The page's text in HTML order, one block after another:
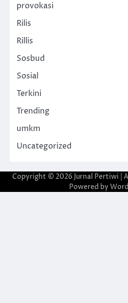
provokasi
Rilis
Rillis
Sosbud
Sosial
Terkini
Trending
umkm
Uncategorized
Copyright © 2026 Jurnal Pertiwi |
Powered by